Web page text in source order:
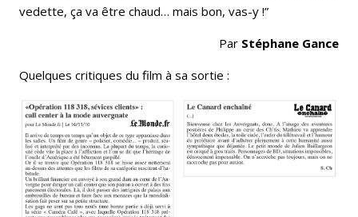
vedette, ça va être chaud… mais bon, vas-y !”
Par Stéphane Gance
Quelques critiques du film à sa sortie :